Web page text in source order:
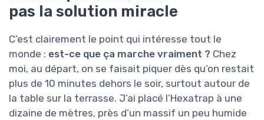
pas la solution miracle
C’est clairement le point qui intéresse tout le
monde : est-ce que ça marche vraiment ? Chez
moi, au départ, on se faisait piquer dès qu’on restait
plus de 10 minutes dehors le soir, surtout autour de
la table sur la terrasse. J’ai placé l’Hexatrap à une
dizaine de mètres, près d’un massif un peu humide